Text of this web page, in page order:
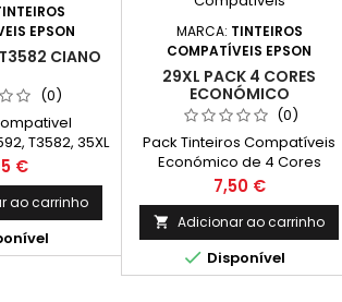
EPSON
CIANO
(0)
T3582, 35XL
Capacidade:
€
ao carrinho
MARCA: TINTEIROS
COMPATÍVEIS EPSON
29XL PACK 4 CORES
ECONÓMICO
(0)
Pack Tinteiros Compatíveis
Económico de 4 Cores
constituído por: 1 Tinteiro
Compatível Epson 29 XL Preto,
T2991 / T2981 - Capacidade: 17
ml 1 Tinteiro Compatível Epson
29 XL Ciano, T2992 / T2982 -
Capacidade: 13 ml 1 Tinteiro
Preço
7,50 €
 Adicionar ao carrinho
 Disponível